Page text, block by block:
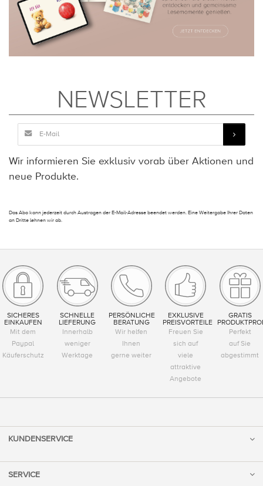
NEWSLETTER
Wir informieren Sie exklusiv vorab über Aktionen und
neue Produkte.
Das Abo kann jederzeit durch Austragen der E-Mail-Adresse beendet werden. Eine Weitergabe Ihrer Daten
an Dritte lehnen wir ab.
SICHERES
EINKAUFEN
Mit dem
Paypal
Käuferschutz
SCHNELLE
LIEFERUNG
Innerhalb
weniger
Werktage
PERSÖNLICHE
BERATUNG
Wir helfen
Ihnen
gerne weiter
EXKLUSIVE
PREISVORTEILE
Freuen Sie
sich auf
viele
attraktive
Angebote
GRATIS
Perfekt
auf Sie
abgestimmt
KUNDENSERVICE
SERVICE